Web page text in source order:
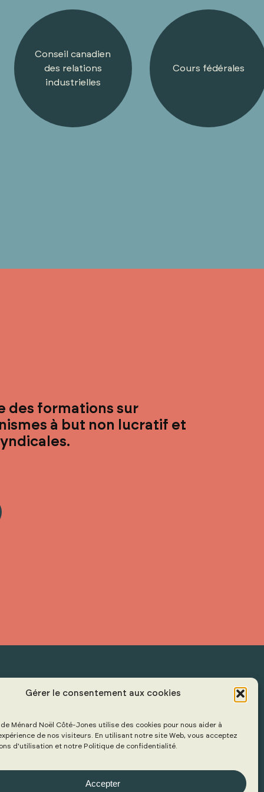
Gérer le consentement aux cookies
de Ménard Noël Côté-Jones utilise des cookies pour nous aider à
de nos visiteurs. En utilisant notre site Web, vous acceptez
d'utilisation et notre Politique de confidentialité.
Accepter
Conseil canadien
des relations
industrielles
Cours fédérales
des formations sur
à but non lucratif et
Facebook Linkedin